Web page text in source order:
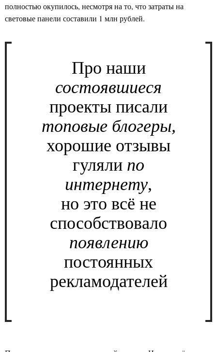
полностью окупилось, несмотря на то, что затраты на
световые панели составили 1 млн рублей.
Про наши
состоявшиеся
проекты писали
топовые блогеры,
хорошие отзывы
гуляли по
интернету,
но это всё не
способствовало
появлению
постоянных
рекламодателей